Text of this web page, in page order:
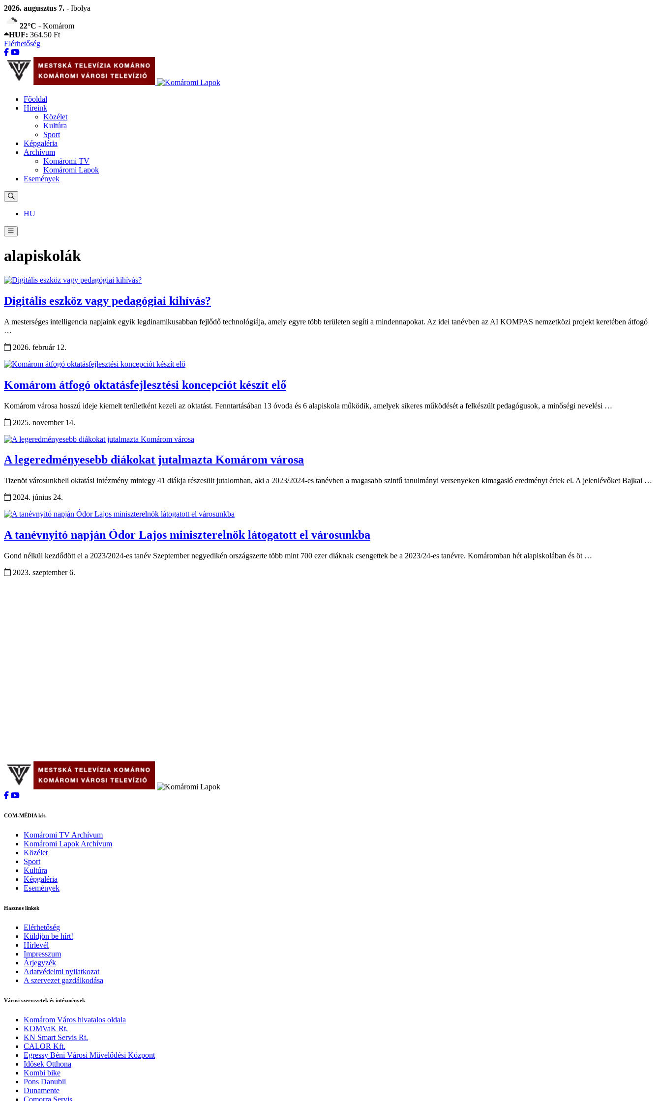
2026. augusztus 7. - Ibolya
22°C - Komárom
HUF: 364.50 Ft
Elérhetőség
Főoldal
Híreink
Közélet
Kultúra
Sport
Képgaléria
Archívum
Komáromi TV
Komáromi Lapok
Események
HU
alapiskolák
Digitális eszköz vagy pedagógiai kihívás?
A mesterséges intelligencia napjaink egyik legdinamikusabban fejlődő technológiája, amely egyre több területen segíti a mindennapokat. Az idei tanévben az AI KOMPAS nemzetközi projekt keretében átfogó
…
2026. február 12.
Komárom átfogó oktatásfejlesztési koncepciót készít elő
Komárom városa hosszú ideje kiemelt területként kezeli az oktatást. Fenntartásában 13 óvoda és 6 alapiskola működik, amelyek sikeres működését a felkészült pedagógusok, a minőségi nevelési …
2025. november 14.
A legeredményesebb diákokat jutalmazta Komárom városa
Tizenöt városunkbeli oktatási intézmény mintegy 41 diákja részesült jutalomban, aki a 2023/2024-es tanévben a magasabb szintű tanulmányi versenyeken kimagasló eredményt értek el. A jelenlévőket Bajkai …
2024. június 24.
A tanévnyitó napján Ódor Lajos miniszterelnök látogatott el városunkba
Gond nélkül kezdődött el a 2023/2024-es tanév Szeptember negyedikén országszerte több mint 700 ezer diáknak csengettek be a 2023/24-es tanévre. Komáromban hét alapiskolában és öt …
2023. szeptember 6.
COM-MÉDIA kft.
Komáromi TV Archívum
Komáromi Lapok Archívum
Közélet
Sport
Kultúra
Képgaléria
Események
Hasznos linkek
Elérhetőség
Küldjön be hírt!
Hírlevél
Impresszum
Árjegyzék
Adatvédelmi nyilatkozat
A szervezet gazdálkodása
Városi szervezetek és intézmények
Komárom Város hivatalos oldala
KOMVaK Rt.
KN Smart Servis Rt.
CALOR Kft.
Egressy Béni Városi Művelődési Központ
Idősek Otthona
Kombi bike
Pons Danubii
Dunamente
Comorra Servis